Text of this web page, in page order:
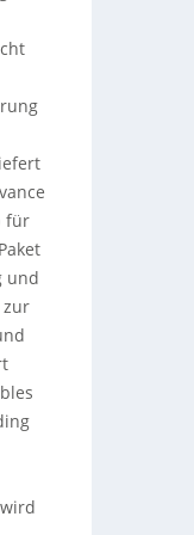
für
und
zur